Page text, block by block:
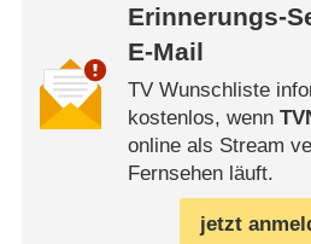
Erinnerungs-
E-Mail
TV Wunschliste
kostenlos, wenn
online als Stream
Fernsehen läuft.
jetzt